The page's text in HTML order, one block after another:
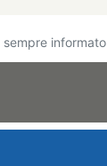
informato